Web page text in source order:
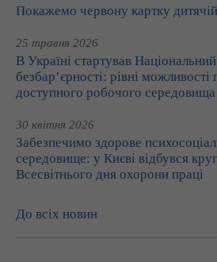
Покажемо червону картку
25 травня 2026
В Україні стартував
безбар’єрності: рівні
доступного робочого середовища
30 квітня 2026
Забезпечимо здорове
середовище: у Києві відбувся
Всесвітнього дня охорони праці
До всіх новин